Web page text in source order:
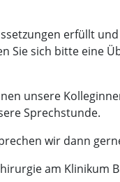
erfüllt
Sie sich bitte eine
unsere
Sprechstunde.
wir dann
am Klinikum